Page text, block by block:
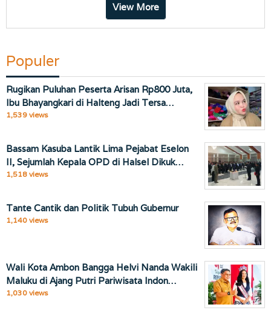
View More
Populer
Rugikan Puluhan Peserta Arisan Rp800 Juta,
Ibu Bhayangkari di Halteng Jadi Tersa…
1,539 views
Bassam Kasuba Lantik Lima Pejabat Eselon
II, Sejumlah Kepala OPD di Halsel Dikuk…
1,518 views
Tante Cantik dan Politik Tubuh Gubernur
1,140 views
Wali Kota Ambon Bangga Helvi Nanda Wakili
Maluku di Ajang Putri Pariwisata Indon…
1,030 views